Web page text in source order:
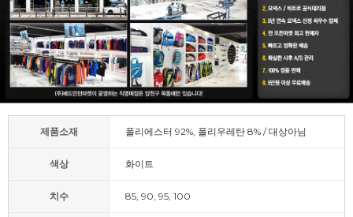
제품소재 폴리에스터 92%, 폴리우레탄 8% / 대상아님
색상 화이트
치수 85, 90, 95, 100